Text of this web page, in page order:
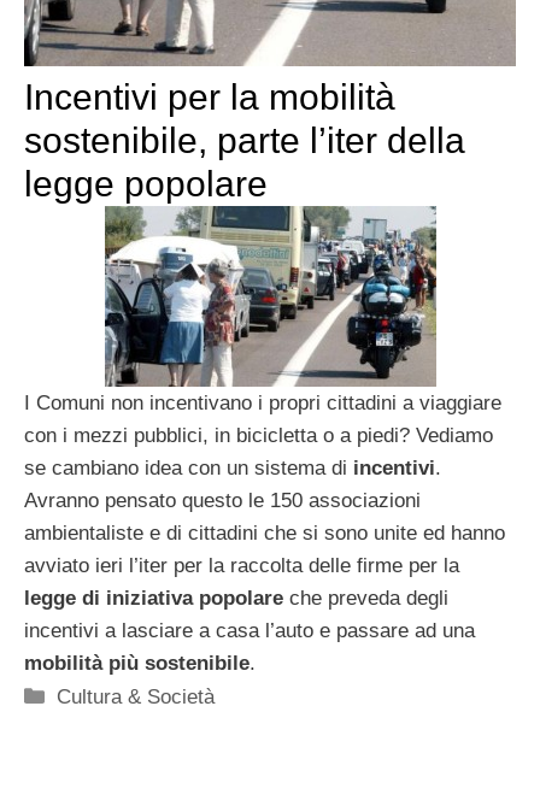
Incentivi per la mobilità
sostenibile, parte l’iter della
legge popolare
I Comuni non incentivano i propri cittadini a viaggiare
con i mezzi pubblici, in bicicletta o a piedi? Vediamo
se cambiano idea con un sistema di incentivi.
Avranno pensato questo le 150 associazioni
ambientaliste e di cittadini che si sono unite ed hanno
avviato ieri l’iter per la raccolta delle firme per la
legge di iniziativa popolare che preveda degli
incentivi a lasciare a casa l’auto e passare ad una
mobilità più sostenibile.
Categorie
Cultura & Società